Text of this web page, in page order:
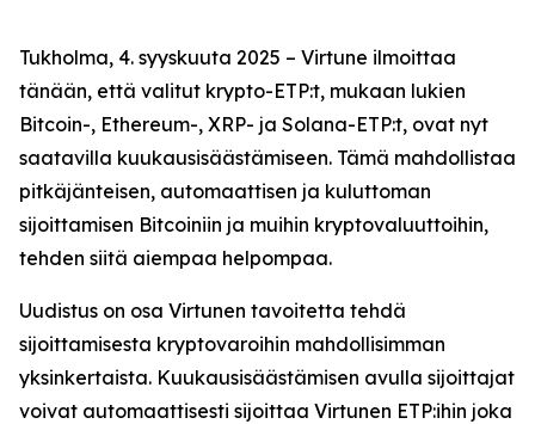
Tukholma, 4. syyskuuta 2025 – Virtune ilmoittaa
tänään, että valitut krypto-ETP:t, mukaan lukien
Bitcoin-, Ethereum-, XRP- ja Solana-ETP:t, ovat nyt
saatavilla kuukausisäästämiseen. Tämä mahdollistaa
pitkäjänteisen, automaattisen ja kuluttoman
sijoittamisen Bitcoiniin ja muihin kryptovaluuttoihin,
tehden siitä aiempaa helpompaa.
Uudistus on osa Virtunen tavoitetta tehdä
sijoittamisesta kryptovaroihin mahdollisimman
yksinkertaista. Kuukausisäästämisen avulla sijoittajat
voivat automaattisesti sijoittaa Virtunen ETP:ihin joka